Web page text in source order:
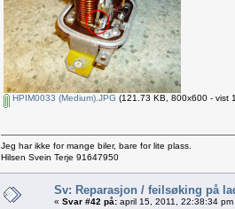
HPIM0033 (Medium).JPG (121.73 KB, 800x600 - vist
Jeg har ikke for mange biler, bare for lite plass.
Hilsen Svein Terje 91647950
Sv: Reparasjon / feilsøking på
« Svar #42 på: april 15, 2011, 22:38:34 pm